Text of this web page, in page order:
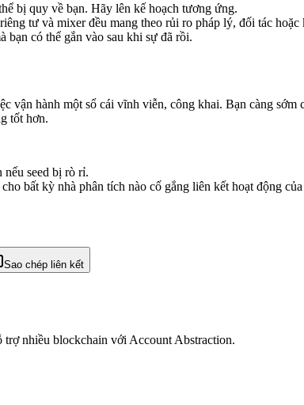
bị quy về bạn. Hãy lên kế hoạch tương ứng.
tư và mixer đều mang theo rủi ro pháp lý, đối tác
có thể gắn vào sau khi sự đã rồi.
hành một sổ cái vĩnh viễn, công khai. Bạn càng
tốt hơn.
seed bị rò rỉ.
bất kỳ nhà phân tích nào cố gắng liên kết hoạt động
Sao chép liên kết
nhiều blockchain với Account Abstraction.